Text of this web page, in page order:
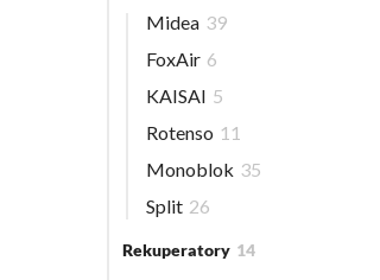
Midea 39
FoxAir 6
KAISAI 5
Rotenso 11
Monoblok 35
Split 26
Rekuperatory 14